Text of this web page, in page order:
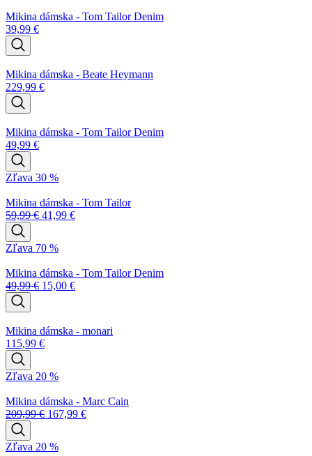
Mikina dámska - Tom Tailor Denim
39,99 €
Mikina dámska - Beate Heymann
229,99 €
Mikina dámska - Tom Tailor Denim
49,99 €
Zľava 30 %
Mikina dámska - Tom Tailor
59,99€ 41,99 €
Zľava 70 %
Mikina dámska - Tom Tailor Denim
49,99€ 15,00 €
Mikina dámska - monari
115,99 €
Zľava 20 %
Mikina dámska - Marc Cain
209,99€ 167,99 €
Zľava 20 %